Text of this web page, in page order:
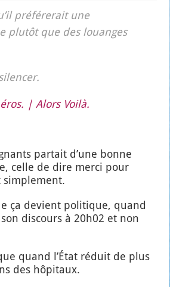
pré­fé­re­rait une
plu­tôt que des louanges
| Alors Voi­là.
par­tait d’une bonne
celle de dire mer­ci pour
ça devient poli­tique, quand
dis­cours à 20h02 et non
quand l’É­tat réduit de plus
des hôpi­taux.